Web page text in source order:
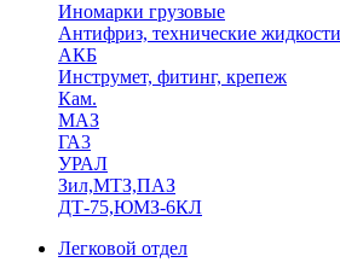
Иномарки грузовые
Антифриз, технические жидкости
АКБ
Инструмет, фитинг, крепеж
Кам.
МАЗ
ГА3
УРАЛ
Зил,МТЗ,ПАЗ
ДТ-75,ЮМЗ-6КЛ
Легковой отдел